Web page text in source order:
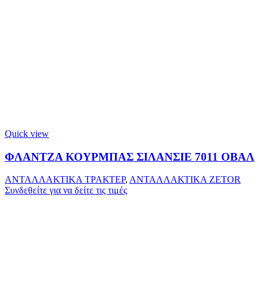
Quick view
ΦΛΑΝΤΖΑ ΚΟΥΡΜΠΑΣ ΣΙΛΑΝΣΙΕ 7011 ΟΒΑΛ
ΑΝΤΑΛΛΑΚΤΙΚΑ ΤΡΑΚΤΕΡ, ΑΝΤΑΛΛΑΚΤΙΚΑ ZETOR
Συνδεθείτε για να δείτε τις τιμές